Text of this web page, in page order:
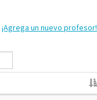
¡Agrega un nuevo profesor!